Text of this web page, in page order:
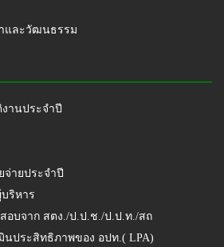
และวัฒนธรรม
านประจำปี
จ่ายประจำปี
ริหาร
อบจาก สตง./ป.ป.ช./ป.ป.ท./สถ
นประสิทธิภาพของ อปท.( LPA)